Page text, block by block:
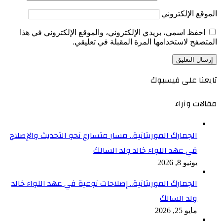
الموقع الإلكتروني
احفظ اسمي، بريدي الإلكتروني، والموقع الإلكتروني في هذا
المتصفح لاستخدامها المرة المقبلة في تعليقي.
تابعنا على فيسبوك
مقالات وآراء
الجمارك الموريتانية.. مسار متسارع نحو التحديث والإصلاح
في عهد اللواء خالد ولد السالك
يونيو 8, 2026
الجمارك الموريتانية.. إصلاحات نوعية في عهد اللواء خالد
ولد السالك
مايو 25, 2026